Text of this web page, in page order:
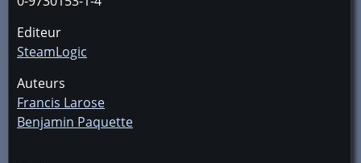
Editeur
SteamLogic
Auteurs
Francis Larose
Benjamin Paquette